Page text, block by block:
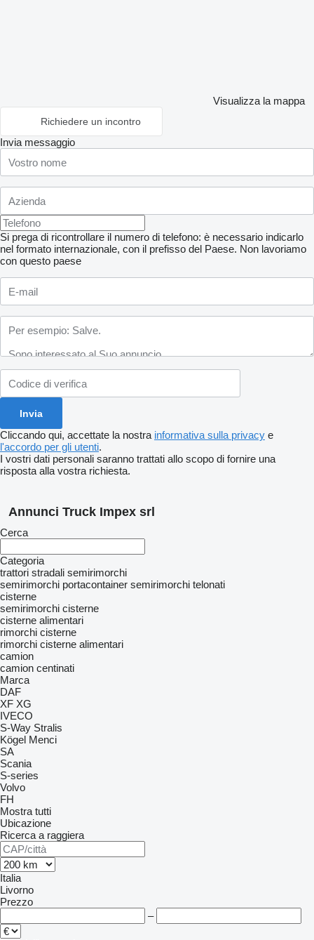
Visualizza la mappa
Richiedere un incontro
Invia messaggio
Si prega di ricontrollare il numero di telefono: è necessario indicarlo
nel formato internazionale, con il prefisso del Paese. Non lavoriamo
con questo paese
Cliccando qui, accettate la nostra informativa sulla privacy e
l'accordo per gli utenti.
I vostri dati personali saranno trattati allo scopo di fornire una
risposta alla vostra richiesta.
Annunci Truck Impex srl
Cerca
Categoria
trattori stradali semirimorchi
semirimorchi portacontainer semirimorchi telonati
cisterne
semirimorchi cisterne
cisterne alimentari
rimorchi cisterne
rimorchi cisterne alimentari
camion
camion centinati
Marca
DAF
XF XG
IVECO
S-Way Stralis
Kögel Menci
SA
Scania
S-series
Volvo
FH
Mostra tutti
Ubicazione
Ricerca a raggiera
Italia
Livorno
Prezzo
–